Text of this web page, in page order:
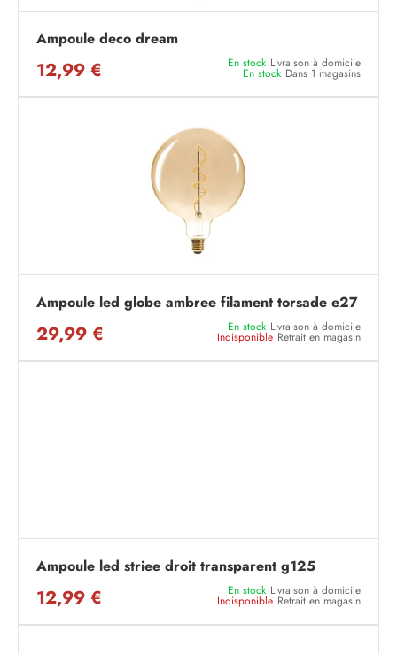
Ampoule deco dream
12,99 € En stock Livraison à domicile
En stock Dans 1 magasins
Ampoule led globe ambree filament torsade e27
29,99 € En stock Livraison à domicile
Indisponible Retrait en magasin
Ampoule led striee droit transparent g125
12,99 € En stock Livraison à domicile
Indisponible Retrait en magasin